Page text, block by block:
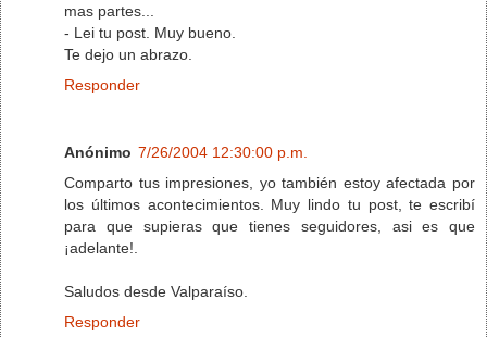
mas partes...
- Lei tu post. Muy bueno.
Te dejo un abrazo.
Responder
Anónimo 7/26/2004 12:30:00 p.m.
Comparto tus impresiones, yo también estoy afectada por
los últimos acontecimientos. Muy lindo tu post, te escribí
para que supieras que tienes seguidores, asi es que
¡adelante!.
Saludos desde Valparaíso.
Responder